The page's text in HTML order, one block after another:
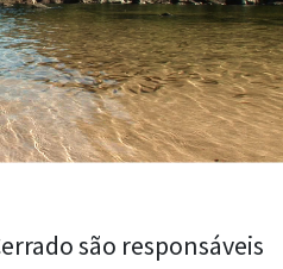
são responsáveis